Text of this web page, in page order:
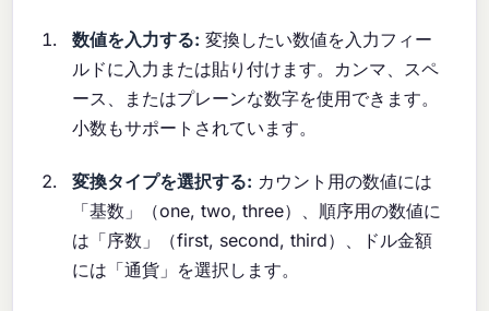
数値を入力する: 変換したい数値を入力フィー
ルドに入力または貼り付けます。カンマ、スペ
ース、またはプレーンな数字を使用できます。
小数もサポートされています。
変換タイプを選択する: カウント用の数値には
「基数」（one, two, three）、順序用の数値に
は「序数」（first, second, third）、ドル金額
には「通貨」を選択します。